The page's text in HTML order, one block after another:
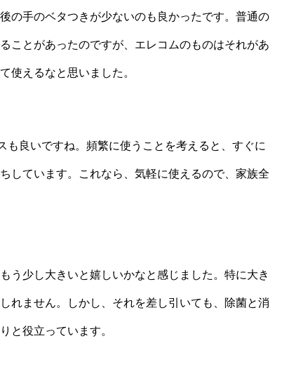
の手のベタつきが少ないのも良かったです。普通の
ことがあったのですが、エレコムのものはそれがあ
使えるなと思いました。
良いですね。頻繁に使うことを考えると、すぐに
しています。これなら、気軽に使えるので、家族全
う少し大きいと嬉しいかなと感じました。特に大き
れません。しかし、それを差し引いても、除菌と消
と役立っています。